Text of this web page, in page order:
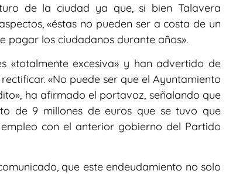
de la ciudad ya que, si bien Talavera
«éstas no pueden ser a costa de un
pagar los ciudadanos durante años».
«totalmente excesiva» y han advertido de
«No puede ser que el Ayuntamiento
ha afirmado el portavoz, señalando que
de 9 millones de euros que se tuvo que
con el anterior gobierno del Partido
que este endeudamiento no solo